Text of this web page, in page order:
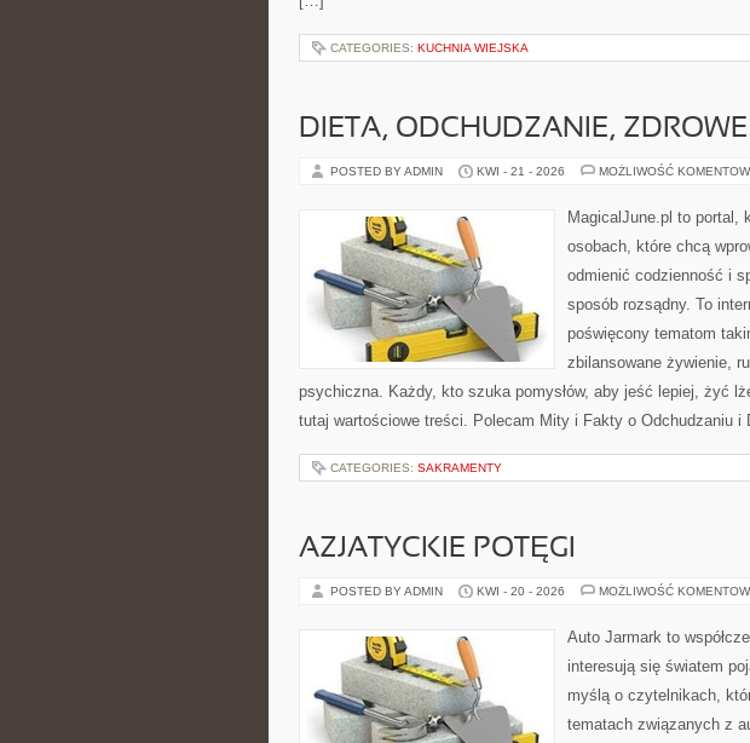
CATEGORIES: KUCHNIA WIEJSKA
DIETA, ODCHUDZANIE,
POSTED BY ADMIN KWI - 21 - 2026 MOŻLIWOŚĆ
MagicalJune.pl to portal,
osobach, które chcą
odmienić codzienność i
sposób rozsądny. To
poświęcony tematom
zbilansowane żywienie,
psychiczna. Każdy, kto szuka pomysłów, aby jeść lepiej, żyć
tutaj wartościowe treści. Polecam Mity i Fakty o Odchudzaniu
CATEGORIES: SAKRAMENTY
AZJATYCKIE POTĘGI
POSTED BY ADMIN KWI - 20 - 2026 MOŻLIWOŚĆ
Auto Jarmark to
interesują się światem
myślą o czytelnikach,
tematach związanych z